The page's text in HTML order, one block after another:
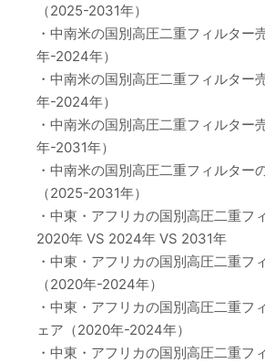
（2025-2031年）
・中南米の国別高圧二重フィルター
年-2024年）
・中南米の国別高圧二重フィルター
年-2024年）
・中南米の国別高圧二重フィルター
年-2031年）
・中南米の国別高圧二重フィルター
（2025-2031年）
・中東・アフリカの国別高圧二重フ
2020年 VS 2024年 VS 2031年
・中東・アフリカの国別高圧二重フ
（2020年-2024年）
・中東・アフリカの国別高圧二重フ
ェア（2020年-2024年）
・中東・アフリカの国別高圧二重フ